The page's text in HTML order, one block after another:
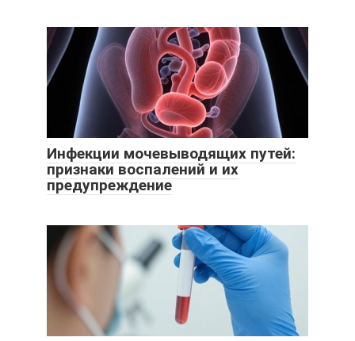
Инфекции мочевыводящих путей:
признаки воспалений и их
предупреждение